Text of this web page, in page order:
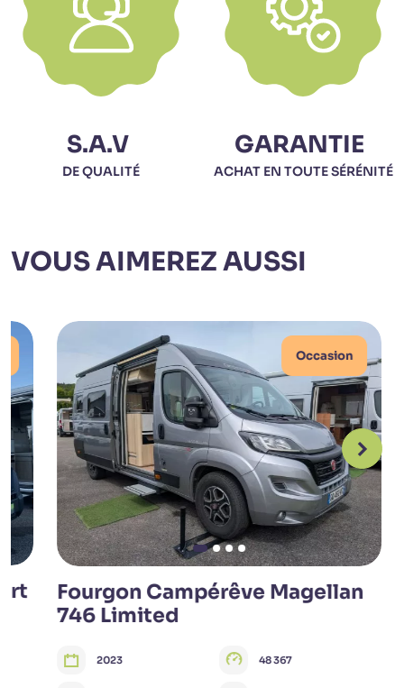
S.A.V
DE QUALITÉ
GARANTIE
ACHAT EN TOUTE SÉRÉNITÉ
VOUS AIMEREZ AUSSI
Occasion
Fourgon Campérêve Magellan
746 Limited
2023 48 367